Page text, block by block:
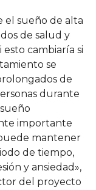
el sueño de alta
de salud y
cambiaría si
se
de
durante
importante
mantener
de tiempo,
y ansiedad»,
del proyecto